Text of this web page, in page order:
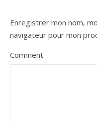
Enregistrer mon nom,
navigateur pour mon
Comment